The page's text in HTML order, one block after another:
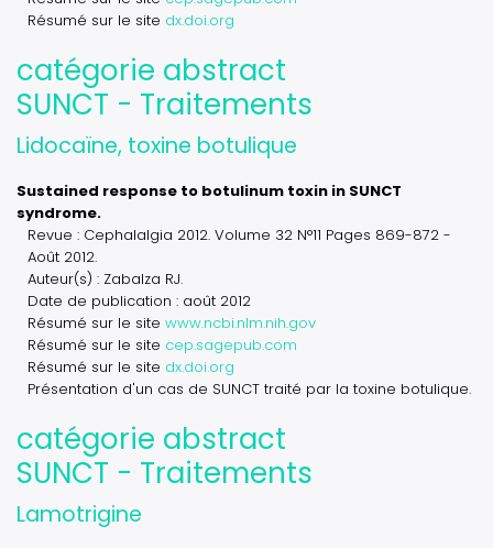
Résumé sur le site dx.doi.org
catégorie abstract
SUNCT - Traitements
Lidocaïne, toxine botulique
Sustained response to botulinum toxin in SUNCT
syndrome.
Revue : Cephalalgia 2012. Volume 32 N°11 Pages 869-872 -
Août 2012.
Auteur(s) : Zabalza RJ.
Date de publication : août 2012
Résumé sur le site www.ncbi.nlm.nih.gov
Résumé sur le site cep.sagepub.com
Résumé sur le site dx.doi.org
Présentation d'un cas de SUNCT traité par la toxine botulique.
catégorie abstract
SUNCT - Traitements
Lamotrigine